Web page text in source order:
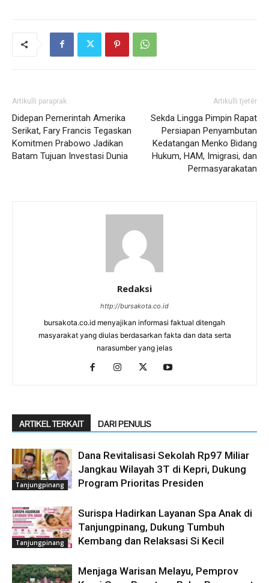
Artikulli paraprak
Didepan Pemerintah Amerika
Serikat, Fary Francis Tegaskan
Komitmen Prabowo Jadikan
Batam Tujuan Investasi Dunia
Artikulli tjetër
Sekda Lingga Pimpin Rapat
Persiapan Penyambutan
Kedatangan Menko Bidang
Hukum, HAM, Imigrasi, dan
Permasyarakatan
Redaksi
http://bursakota.co.id
bursakota.co.id menyajikan informasi faktual ditengah
masyarakat yang diulas berdasarkan fakta dan data serta
narasumber yang jelas
ARTIKEL TERKAIT DARI PENULIS
Tanjungpinang
Dana Revitalisasi Sekolah Rp97 Miliar
Jangkau Wilayah 3T di Kepri, Dukung
Program Prioritas Presiden
Tanjungpinang
Surispa Hadirkan Layanan Spa Anak di
Tanjungpinang, Dukung Tumbuh
Kembang dan Relaksasi Si Kecil
Menjaga Warisan Melayu, Pemprov